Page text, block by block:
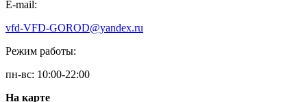
E-mail:
vfd-VFD-GOROD@yandex.ru
Режим работы:
пн-вс: 10:00-22:00
На карте